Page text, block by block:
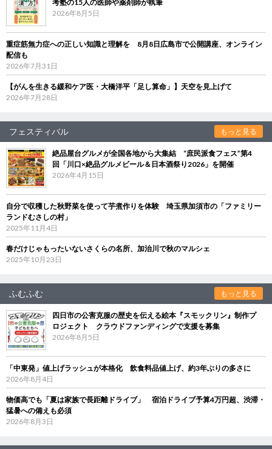
考塾の15人の医師や薬剤師が執筆
2026年8月5日
重症筋無力症への正しい知識と理解を 8月8日広島市で公開講座、オンライン
配信も
2026年7月31日
【がんを生きる緩和ケア医・大橋洋平「足し算命」】天空を見上げて
2026年7月28日
フェスティバル もっと見る
絶品屋台グルメが全国各地から大集結 “庶民派食フェス”第4
回「川口×絶品グルメビール＆日本酒祭り2026」を開催
2026年4月15日
自分で収穫した秋野菜を使って芋煮作りを体験 埼玉県加須市の「ファミリー
ランドむさしの村」
2025年11月4日
春だけじゃもったいないさくらの名所、加治川で秋のマルシェ
2025年10月23日
ふむふむ もっと見る
四日市の公害克服の歴史を伝える絵本『スモックリン』制作プ
ロジェクト クラウドファンディングで支援を募集
2026年8月5日
「中東発」値上げラッシュが本格化 飲食料品値上げ、約3年ぶりの多さに
2026年8月4日
物価高でも「夏は家族で長距離ドライブ」 宿泊ドライブ予算4万円超、渋滞・
猛暑への備えも必須
2026年8月3日